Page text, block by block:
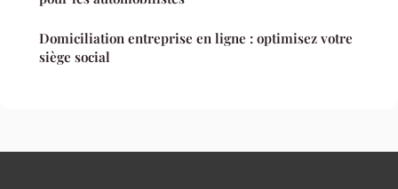
Domiciliation entreprise en ligne : optimisez votre
siège social